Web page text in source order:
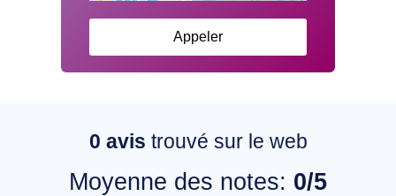
Appeler
0 avis trouvé sur le web
Moyenne des notes: 0/5